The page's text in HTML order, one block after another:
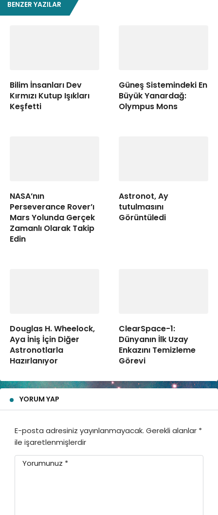
BENZER YAZILAR
Bilim İnsanları Dev
Kırmızı Kutup Işıkları
Keşfetti
Güneş Sistemindeki En
Büyük Yanardağ:
Olympus Mons
NASA’nın
Perseverance Rover’ı
Mars Yolunda Gerçek
Zamanlı Olarak Takip
Edin
Astronot, Ay
tutulmasını
Görüntüledi
Douglas H. Wheelock,
Aya İniş İçin Diğer
Astronotlarla
Hazırlanıyor
ClearSpace-1:
Dünyanın İlk Uzay
Enkazını Temizleme
Görevi
YORUM YAP
E-posta adresiniz yayınlanmayacak. Gerekli alanlar *
ile işaretlenmişlerdir
Yorumunuz *